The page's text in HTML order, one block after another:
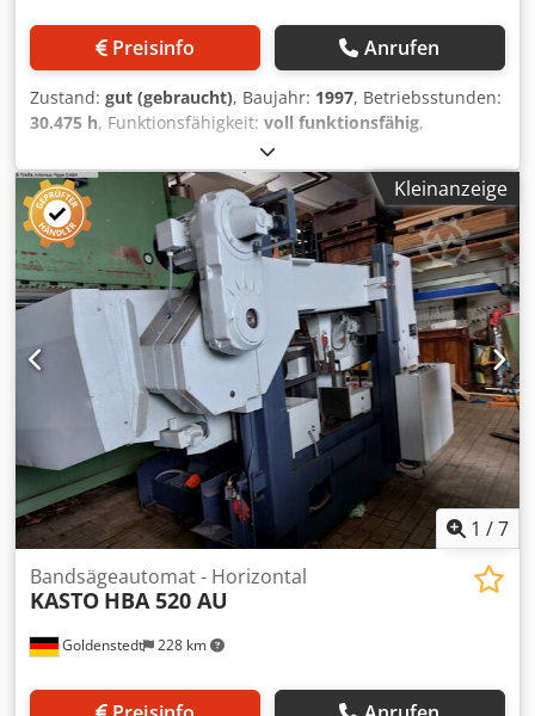
Preisinfo Anrufen
Zustand: gut (gebraucht), Baujahr: 1997, Betriebsstunden:
30.475 h, Funktionsfähigkeit: voll funktionsfähig,
Maschinen-/Fahrzeugnummer:
mm, Gesamtlänge:6.200 mm, Gesamtbreite:3.920 mm,
Eingangsspannung:400 V, Art des Eingangsstroms:
Drehstrom
, UNISIGN CNC-Bettfräsmaschine UNIVERS 5 Bj.
1997 Steuerung Siemens 810 MGA 3 X-Achsen Verfahreweg
4000 mm Y-Achsen Verfahreweg 750 mm Z-Achsen
Verfahreweg 400 mm Vorschubgeschwindigkeit 5 - 28 000
mm/min Eilgang X-Achsen 28 000 mm/min Eilgang Y-
Achsen 28 000 mm/min Eilgang Z-Achsen 28 000 mm/min
51 Werkzeugwechsel-Plätze SK 40 DIN 69871 A / ISO 7388-1
T-Nuten 1 x 18H9 / 4 x 18H12 Abstand T-Nuten 130 mm
Maximale Tischbelastung 1 000 kg 400V / 3 Phasen / 50Hz /
60A Stromleistung 40 kW Luftdruck 6 bar - 20 ltr/min
Anzahl der Nivellierungselemente 8 Stück Betriebsstunden
30475 Stunden Maße 6200 x 3920 x 3355 mm Gewicht 12
000kg Crodeylbf Ropfx Aivef
Kleinanzeige
1 /7
Goldenstedt 228 km
Bandsägeautomat - Horizontal
KASTO HBA 520 AU